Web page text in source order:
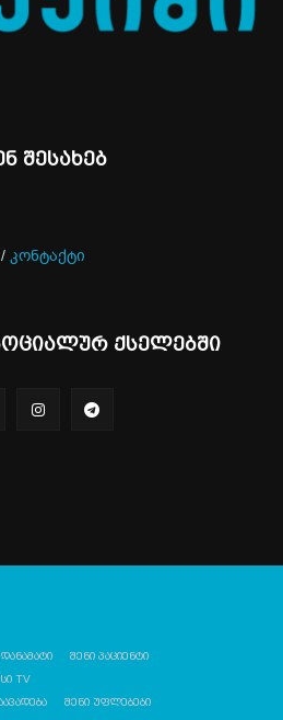
შესახებ
/ კონტაქტი
ქსელებში
შენი პაციენტი
TV
შენი უფლებები